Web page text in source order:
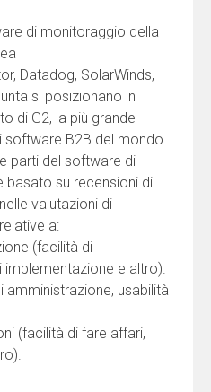
organizations can
access to malicious
users from online
strength threat
into apps, users,
IT teams consistent
Remote Browser
browsing activity inside
to protect users from
that may be hidden on a
in real time against
threats in
safe web
from visiting
di monitoraggio della
Datadog, SolarWinds,
si posizionano in
di G2, la più grande
B2B del mondo.
parti del software di
basato su recensioni di
valutazioni di
a:
(facilità di
e altro).
amministrazione, usabilità
(facilità di fare affari,